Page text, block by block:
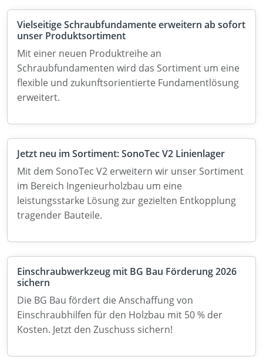
Vielseitige Schraubfundamente erweitern ab sofort
unser Produktsortiment
Mit einer neuen Produktreihe an
Schraubfundamenten wird das Sortiment um eine
flexible und zukunftsorientierte Fundamentlösung
erweitert.
Jetzt neu im Sortiment: SonoTec V2 Linienlager
Mit dem SonoTec V2 erweitern wir unser Sortiment
im Bereich Ingenieurholzbau um eine
leistungsstarke Lösung zur gezielten Entkopplung
tragender Bauteile.
Einschraubwerkzeug mit BG Bau Förderung 2026
sichern
Die BG Bau fördert die Anschaffung von
Einschraubhilfen für den Holzbau mit 50 % der
Kosten. Jetzt den Zuschuss sichern!